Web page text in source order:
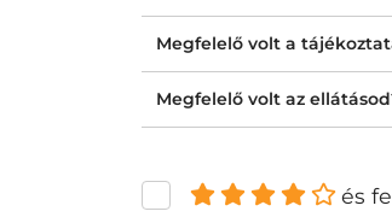
Megfelelő volt a
Megfelelő volt az
és